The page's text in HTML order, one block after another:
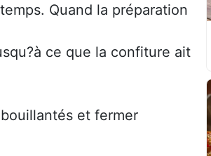
Quand la préparation
ce que la confiture ait
et fermer